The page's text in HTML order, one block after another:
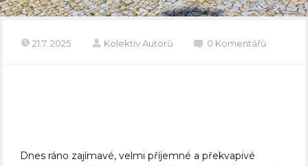
21.7. 2025 Kolektiv Autorů 0 Komentářů
Dnes ráno zajímavé, velmi příjemné a překvapivé